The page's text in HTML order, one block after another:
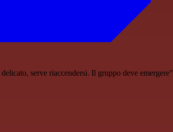
serve riaccendersi. Il gruppo deve emergere"